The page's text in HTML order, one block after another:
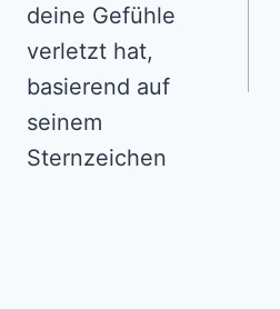
deine Gefühle
verletzt hat,
basierend auf
seinem
Sternzeichen